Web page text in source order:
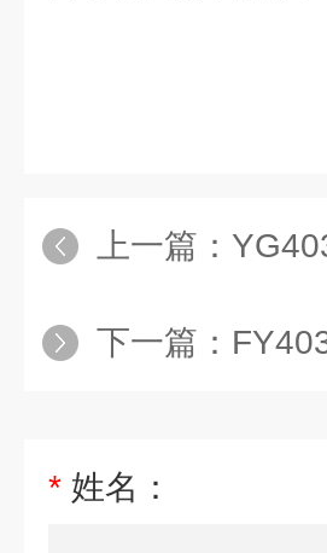
上一篇：
下一篇：
* 姓名：